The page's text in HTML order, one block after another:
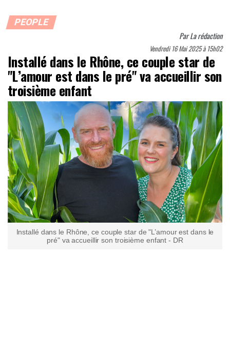
PEOPLE
ParLa rédaction
Vendredi 16 Mai 2025 à 15h02
Installé dans le Rhône, ce couple star de
"L’amour est dans le pré" va accueillir son
troisième enfant
Installé dans le Rhône, ce couple star de "L’amour est dans le
pré" va accueillir son troisième enfant - DR